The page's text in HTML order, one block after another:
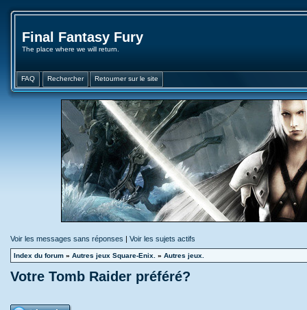
Final Fantasy Fury
The place where we will return.
FAQ Rechercher Retourner sur le site
Voir les messages sans réponses | Voir les sujets actifs
Index du forum » Autres jeux Square-Enix. » Autres jeux.
Votre Tomb Raider préféré?